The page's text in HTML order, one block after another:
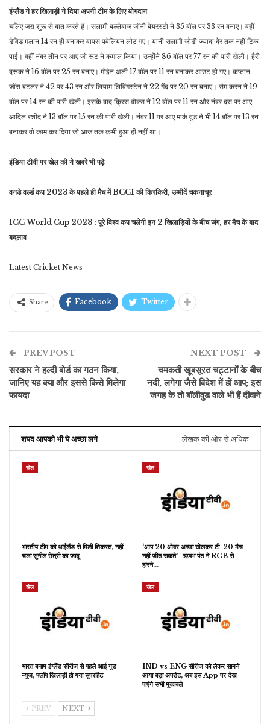
इंग्लैंड ने हर खिलाड़ी ने दिया अपनी टीम के लिए योगदान
चलिए जरा शुरू से बात करते हैं। सलामी ​बल्लेबाज जॉनी बेयरस्टो ने 35 बॉल पर 33 रन बनाए। वहीं
डेविड मलान 14 रन ही बनाकर वापस पवेलियन लौट गए। यानी सलामी ​जोड़ी ज्यादा देर तक नहीं टिक
पाई। वहीं नंबर तीन पर आए जो रूट ने कमाल किया। उन्होंने 86 बॉल पर 77 रन की पारी खेली। हैरी
ब्रूक ने 16 बॉल पर 25 रन बनाए। मोईन अली 17 बॉल पर 11 रन बनाकर आउट हो गए। कप्तान
जॉस बटलर ने 42 पर 43 रन और लियाम लिविंगस्टेन ने 22 गेंद पर 20 रन बनाए। सैम करन ने 19
बॉल पर 14 रन की पारी खेली। इसके बाद क्रिस वोक्स ने 12 बॉल पर 11 रन और नंबर दस पर आए
आदिल रशीद ने 13 बॉल पर 15 रन की पारी खेली। नंबर 11 पर आए मार्क वुड ने भी 14 बॉल पर 13 रन
बनाकर वो काम कर दिया जो आज तक कभी हुआ ही नहीं था।
इंडिया टीवी पर खेल की ये खबरें भी पढ़ें
वनडे वर्ल्ड कप 2023 के पहले ही मैच में BCCI की किरकिरी, उम्मीदें चकनाचूर
ICC World Cup 2023 : पूरे विश्व कप चलेगी इन 2 खिलाड़ियों के बीच जंग, हर मैच के बाद
बदलाव
Latest Cricket News
Share Facebook Twitter
PREV POST
सरकार ने हल्दी बोर्ड का गठन किया,
जानिए यह क्या और इससे किसे मिलेगा
फायदा
NEXT POST
चमकती खूबसूरत चट्टानों के बीच
नदी, लगेगा जैसे विदेश में हों आप; इस
जगह के तो बॉलीवुड वाले भी हैं दीवाने
शयद आपको भी ये अच्छा लगे लेखक की ओर से अधिक
खेल
भारतीय टीम को थाईलैंड से मिली शिकस्त, नहीं
चला सुनील छेत्री का जादू
खेल
‘आप 20 ओवर अच्छा खेलकर टी-20 मैच
नहीं जीत सकते’- ऋषभ पंत ने RCB से
हारने…
खेल
भारत बनाम इंग्लैंड सीरीज से पहले आई गुड
न्यूज, फ्लॉप खिलाड़ी हो गया सुपरहिट
खेल
IND vs ENG सीरीज को लेकर सामने
आया बड़ा अपडेट, अब इस App पर देख
पाएंगे सभी मुकाबले
PREV NEXT